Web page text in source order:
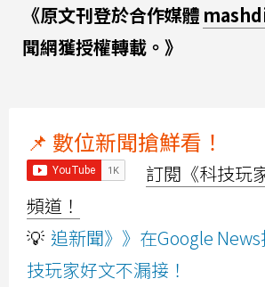
《原文刊登於合作媒體
聞網獲授權轉載。》
📌 數位新聞搶鮮看！
訂閱《科技玩
頻道！
💡 追新聞》》在Google
技玩家好文不漏接！